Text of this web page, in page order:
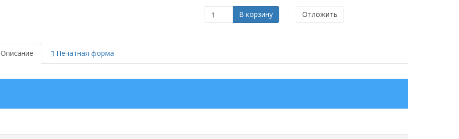
В корзину Отложить
Описание Печатная форма